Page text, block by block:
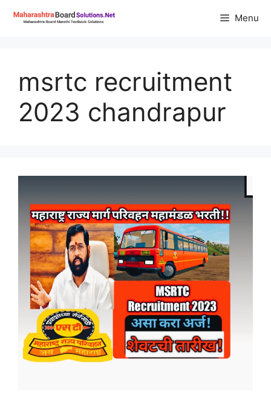
Menu
msrtc recruitment
2023 chandrapur